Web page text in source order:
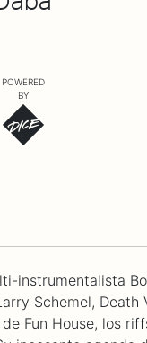
POWERED
BY
instrumentalista
Schemel, Death
Fun House, los